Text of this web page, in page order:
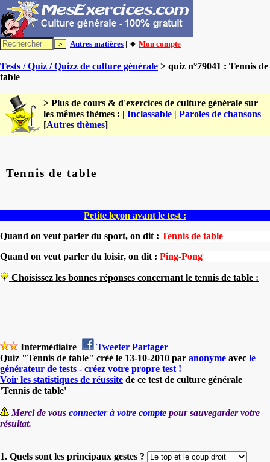
Autres matières | 🔸 Mon compte
Tests / Quiz / Quizz de culture générale > quiz n°79041 : Tennis de
table
> Plus de cours & d'exercices de culture générale sur
les mêmes thèmes : | Inclassable | Paroles de chansons
[Autres thèmes]
Tennis de table
Petite leçon avant le test :
Quand on veut parler du sport, on dit : Tennis de table
Quand on veut parler du loisir, on dit : Ping-Pong
Choisissez les bonnes réponses concernant le tennis de table :
Intermédiaire Tweeter Partager
Quiz "Tennis de table" créé le 13-10-2010 par anonyme avec le
générateur de tests - créez votre propre test !
Voir les statistiques de réussite de ce test de culture générale
'Tennis de table'
Merci de vous connecter à votre compte pour sauvegarder votre
résultat.
1. Quels sont les principaux gestes ?